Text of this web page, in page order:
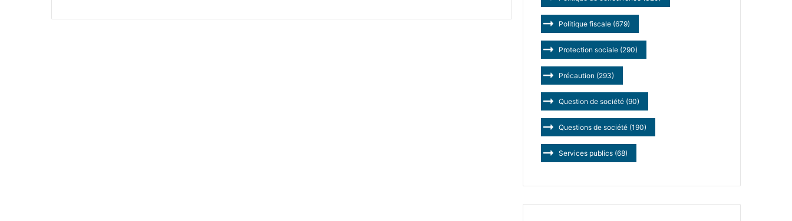
Politique fiscale (679)
Protection sociale (290)
Précaution (293)
Question de société (90)
Questions de société (190)
Services publics (68)